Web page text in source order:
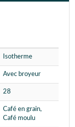
Isotherme
Avec broyeur
28
Café en grain,
Café moulu